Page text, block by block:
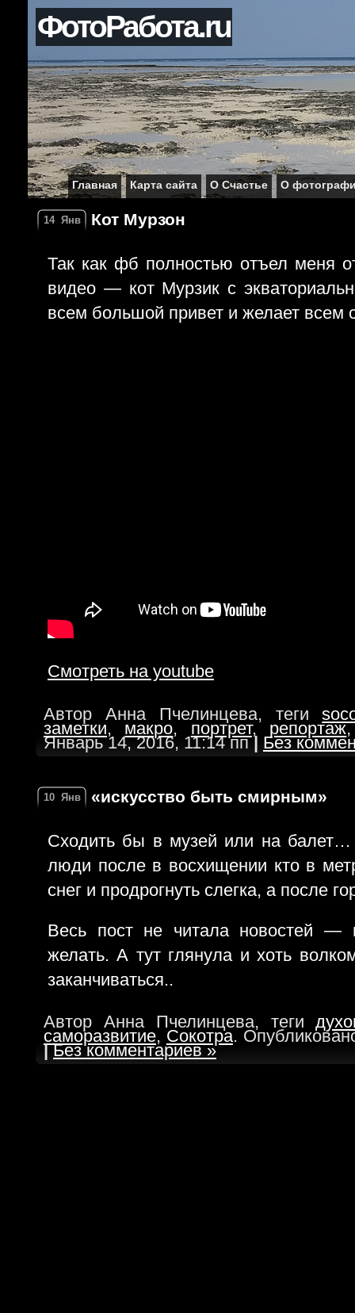
ФотоРабота.ru
Главная Карта сайта О Счастье О
14 Янв Кот Мурзон
Так как фб полностью отъел меня
видео — кот Мурзик с
всем большой привет и желает всем
Смотреть на youtube
Автор Анна Пчелинцева, теги
заметки, макро, портрет, репортаж
Январь 14, 2016, 11:14 пп| Без
10 Янв «искусство быть смирным»
Сходить бы в музей или на
люди после в восхищении кто в
снег и продрогнуть слегка, а после
Весь пост не читала новостей —
желать. А тут глянула и хоть
заканчиваться..
Автор Анна Пчелинцева, теги
саморазвитие, Сокотра.
| Без комментариев »